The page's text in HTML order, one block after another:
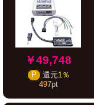
￥49,748
P 還元1％
497pt